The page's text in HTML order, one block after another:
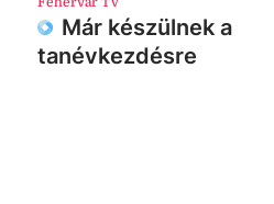
Már készülnek a
tanévkezdésre